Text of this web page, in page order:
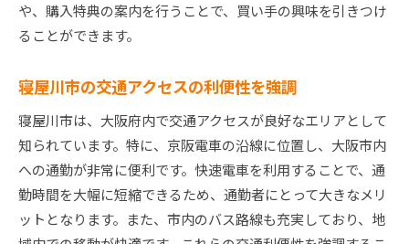
や、購入特典の案内を行うことで、買い手の興味を引きつけ
ることができます。
寝屋川市の交通アクセスの利便性を強調
寝屋川市は、大阪府内で交通アクセスが良好なエリアとして
知られています。特に、京阪電車の沿線に位置し、大阪市内
への通勤が非常に便利です。快速電車を利用することで、通
勤時間を大幅に短縮できるため、通勤者にとって大きなメリ
ットとなります。また、市内のバス路線も充実しており、地